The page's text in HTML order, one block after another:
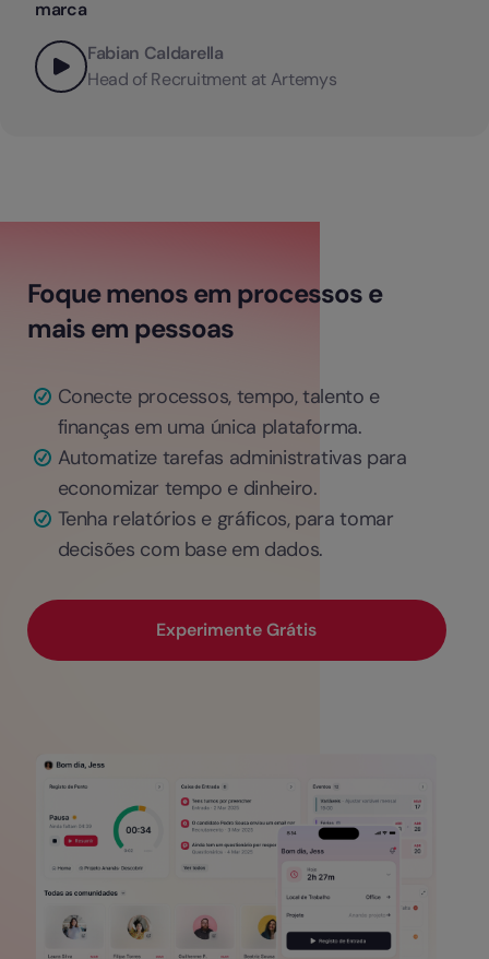
marca
Fabian Caldarella
Head of Recruitment at Artemys
Foque menos em processos e
mais em pessoas
Conecte processos, tempo, talento e
finanças em uma única plataforma.
Automatize tarefas administrativas para
economizar tempo e dinheiro.
Tenha relatórios e gráficos, para tomar
decisões com base em dados.
Experimente Grátis